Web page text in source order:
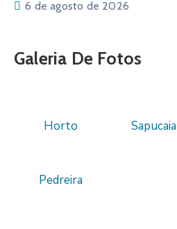
6 de agosto de 2026
Galeria De Fotos
Horto Sapucaia
Pedreira